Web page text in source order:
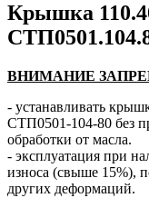
Крышка
ВНИМАНИЕ
- устанавливать
СТП0501-104-80 без
обработки от масла.
- эксплуатация при
износа (свыше 15%),
других деформаций.